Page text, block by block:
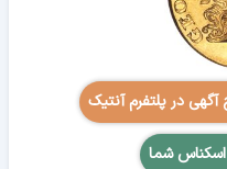
آگهی در پلتفرم آنتیک
شما